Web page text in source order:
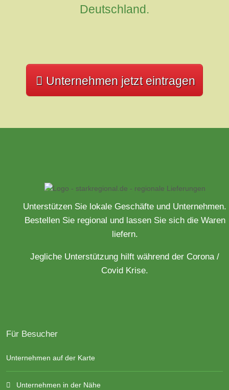
Deutschland.
Unternehmen jetzt eintragen
Unterstützen Sie lokale Geschäfte und Unternehmen.
Bestellen Sie regional und lassen Sie sich die Waren
liefern.
Jegliche Unterstützung hilft während der Corona /
Covid Krise.
Für Besucher
Unternehmen auf der Karte
Unternehmen in der Nähe